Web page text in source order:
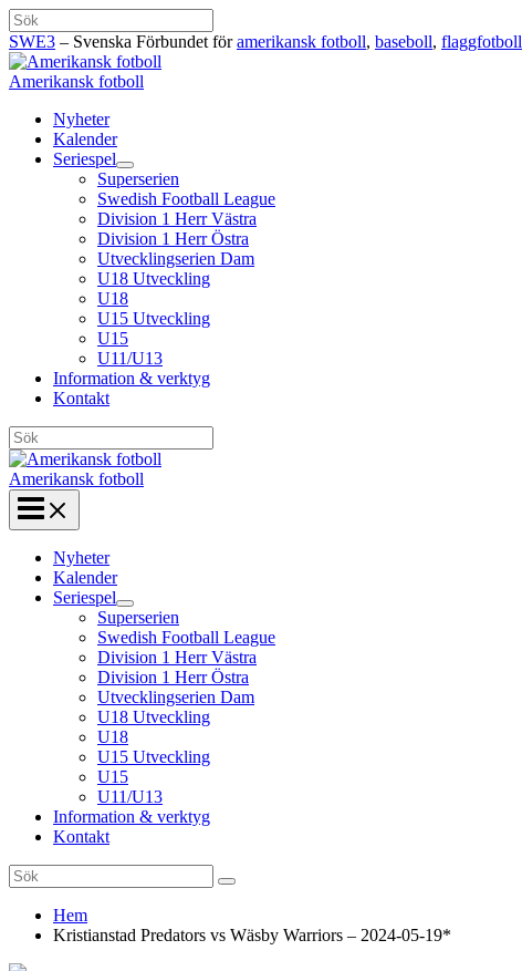
Hoppa
till
innehåll
Sök
SWE3 – Svenska Förbundet föramerikansk fotboll, baseboll, flaggfotboll
Amerikansk fotboll
Nyheter
Kalender
Seriespel
Superserien
Swedish Football League
Division 1 Herr Västra
Division 1 Herr Östra
Utvecklingserien Dam
U18 Utveckling
U18
U15 Utveckling
U15
U11/U13
Information & verktyg
Kontakt
Sök
Amerikansk fotboll
Nyheter
Kalender
Seriespel
Superserien
Swedish Football League
Division 1 Herr Västra
Division 1 Herr Östra
Utvecklingserien Dam
U18 Utveckling
U18
U15 Utveckling
U15
U11/U13
Information & verktyg
Kontakt
Search
for:
Hem
Kristianstad Predators vs Wäsby Warriors – 2024-05-19*